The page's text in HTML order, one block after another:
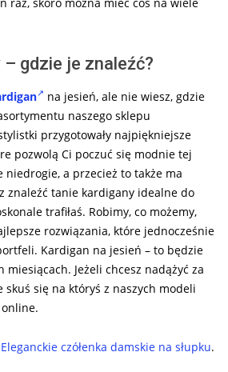
gdzie je znaleźć?
na jesień, ale nie wiesz, gdzie
naszego sklepu
przygotowały najpiękniejsze
pozwolą Ci poczuć się modnie tej
niedrogie, a przecież to także ma
znaleźć tanie kardigany idealne do
trafiłaś. Robimy, co możemy,
rozwiązania, które jednocześnie
Kardigan na jesień – to będzie
Jeżeli chcesz nadążyć za
się na któryś z naszych modeli
Eleganckie czółenka damskie na słupku.